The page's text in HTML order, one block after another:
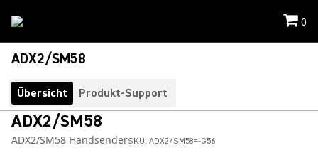
0
ADX2/SM58
Übersicht Produkt-Support
ADX2/SM58
ADX2/SM58 HandsenderSKU: ADX2/SM58=-G56